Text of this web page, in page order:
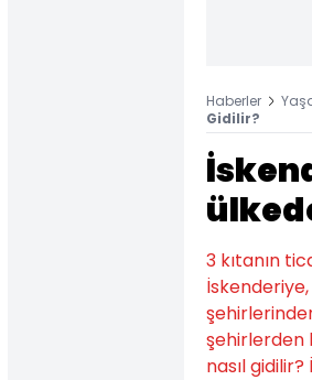
Haberler
Gidilir?
3 kıtanın
İskenderiye,
şehirlerden
nasıl